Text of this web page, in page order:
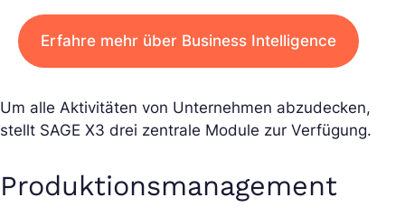
Erfahre mehr über Business Intelligence
Um alle Aktivitäten von Unternehmen abzudecken,
stellt SAGE X3 drei zentrale Module zur Verfügung.
Produktionsmanagement